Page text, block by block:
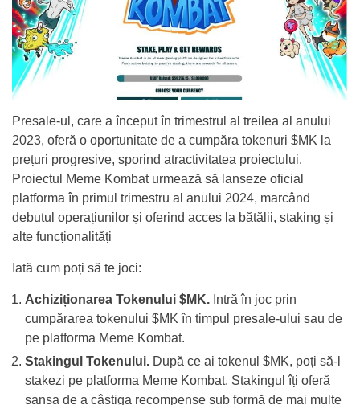
Presale-ul, care a început în trimestrul al treilea al anului
2023, oferă o oportunitate de a cumpăra tokenuri $MK la
prețuri progresive, sporind atractivitatea proiectului.
Proiectul Meme Kombat urmează să lanseze oficial
platforma în primul trimestru al anului 2024, marcând
debutul operațiunilor și oferind acces la bătălii, staking și
alte funcționalități
Iată cum poți să te joci:
Achiziționarea Tokenului $MK.Intră în joc prin
cumpărarea tokenului $MK în timpul presale-ului sau de
pe platforma Meme Kombat.
Stakingul Tokenului. După ce ai tokenul $MK, poți să-l
stakezi pe platforma Meme Kombat. Stakingul îți oferă
șansa de a câștiga recompense sub formă de mai multe